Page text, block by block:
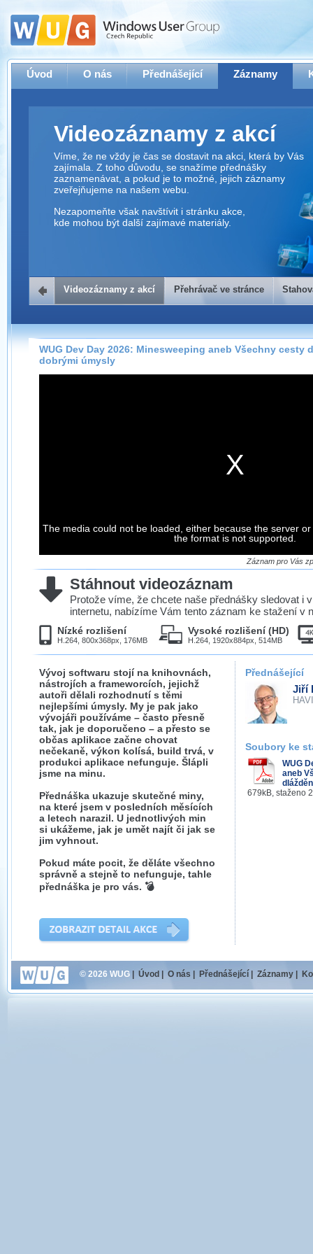
Úvod O nás Přednášející Záznamy
Videozáznamy z akcí
Víme, že ne vždy je čas se dostavit na akci, která by Vás
zajímala. Z toho důvodu, se snažíme přednášky
zaznamenávat, a pokud je to možné, jejich záznamy
zveřejňujeme na našem webu.
Nezapomeňte však navštívit i stránku akce,
kde mohou být další zajímavé materiály.
Přehrávač ve stránce
Záznamy na našem webu můžete pohodlně sledovat
přímo na stránce s využitím našehoHTML 5nebo
Silverlightpřehrávače.
Stránka se sama rozhodne, na základě toho, jaké
Stahování záznamů
záznamů.
ve formátu, který není vhodný pro stahování,
proto je ke stažení nenabízíme.
Videozáznamy z akcí Přehrávač ve stránce
WUG Dev Day 2026: Minesweeping aneb Všechny cesty
dobrými úmysly
The media could not be loaded, either because the server
the format is not supported.
Záznam pro Vás
Stáhnout videozáznam
Protože víme, že chcete naše přednášky sledovat i
internetu, nabízíme Vám tento záznam ke stažení v
Nízké rozlišení
H.264, 800x368px, 176MB
Vysoké rozlišení (HD)
H.264, 1920x884px, 514MB
Vývoj softwaru stojí na knihovnách,
nástrojích a frameworcích, jejichž
autoři dělali rozhodnutí s těmi
nejlepšími úmysly. My je pak jako
vývojáři používáme – často přesně
tak, jak je doporučeno – a přesto se
občas aplikace začne chovat
nečekaně, výkon kolísá, build trvá, v
produkci aplikace nefunguje. Šlápli
jsme na minu.
Přednáška ukazuje skutečné miny,
na které jsem v posledních měsících
a letech narazil. U jednotlivých min
si ukážeme, jak je umět najít či jak se
jim vyhnout.
Pokud máte pocit, že děláte všechno
správně a stejně to nefunguje, tahle
přednáška je pro vás. 💣
Přednášející
Jiří
Soubory ke
WUG
aneb
679kB, staženo
© 2026 WUG Úvod O nás Přednášející Záznamy